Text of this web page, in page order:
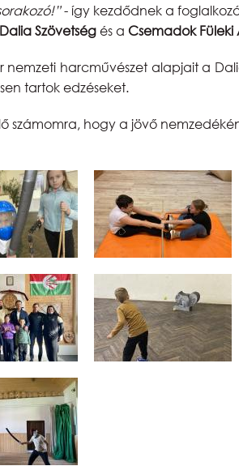
- így kezdődnek a
Szövetségés a Csemadok
nemzeti harcművészet alapjait a
tartok edzéseket.
számomra, hogy a jövő